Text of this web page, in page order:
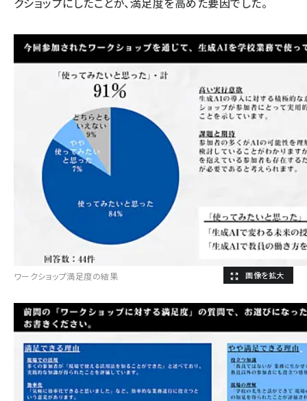
ワークショップ満足度の結果